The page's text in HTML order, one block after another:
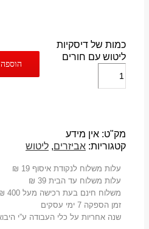
כמות של דיסקיות
ליטוש עם חורים
מק"ט: אין מידע
קטגוריות: אביזרים, ליטוש
עלות משלוח לנקודת איסוף 19 ₪
עלות משלוח עד הבית 39 ₪
משלוח חינם בעת רכישה מעל 400 ₪
זמן הספקה 7 ימי עסקים
שנה אחריות על כלי העבודה ע”י